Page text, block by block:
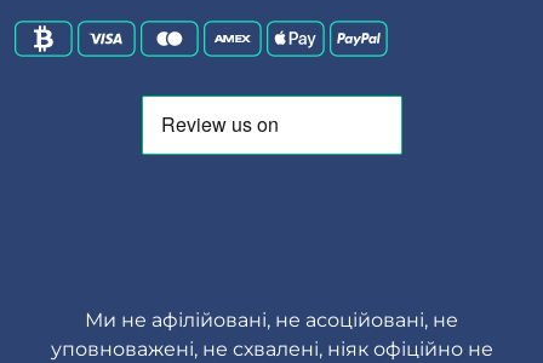
Ми не афілійовані, не асоційовані, не
уповноважені, не схвалені, ніяк офіційно не